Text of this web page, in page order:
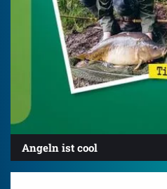
Angeln ist cool